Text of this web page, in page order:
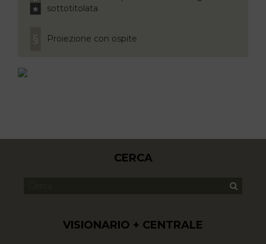
sottotitolata
Proiezione con ospite
CERCA
VISIONARIO + CENTRALE